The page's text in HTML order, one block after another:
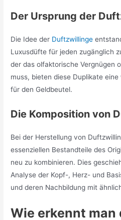
Der Ursprung der
Die Idee der Duftzwillinge
Luxusdüfte für jeden zugänglich
der das olfaktorische Vergnügen
muss, bieten diese Duplikate
für den Geldbeutel.
Die Komposition von
Bei der Herstellung von
essenziellen Bestandteile des
neu zu kombinieren. Dies
Analyse der Kopf-, Herz- und
und deren Nachbildung mit
Wie erkennt